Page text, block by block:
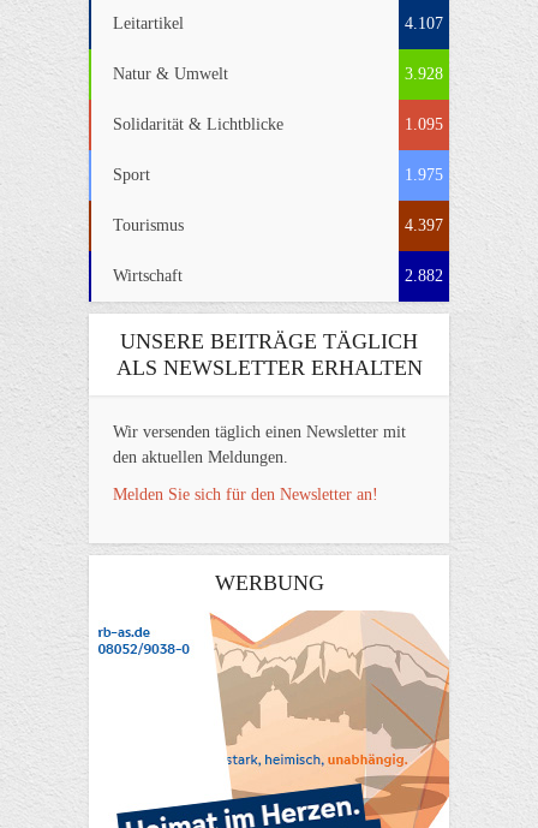
Leitartikel 4.107
Natur & Umwelt 3.928
Solidarität & Lichtblicke 1.095
Sport 1.975
Tourismus 4.397
Wirtschaft 2.882
UNSERE BEITRÄGE TÄGLICH
ALS NEWSLETTER ERHALTEN
Wir versenden täglich einen Newsletter mit
den aktuellen Meldungen.
Melden Sie sich für den Newsletter an!
WERBUNG